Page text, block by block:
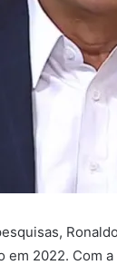
2022. Com